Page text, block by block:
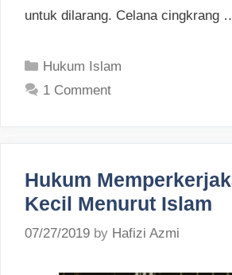
untuk dilarang. Celana cingkrang
Categories
Hukum Islam
1 Comment
Hukum
Kecil Menurut Islam
07/27/2019 by Hafizi Azmi